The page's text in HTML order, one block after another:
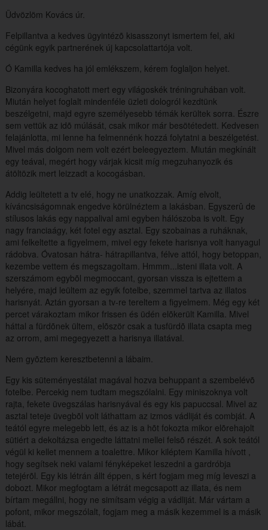
Üdvözlöm Kovács úr.
Felpillantva a kedves ügyintézõ kisasszonyt ismertem fel, aki
cégünk egyik partnerének új kapcsolattartója volt.
Ó Kamilla kedves ha jól emlékszem, kérem foglaljon helyet.
Bizonyára kocoghatott mert egy világoskék tréningruhában volt.
Miután helyet foglalt mindenféle üzleti dologról kezdtünk
beszélgetni, majd egyre személyesebb témák kerültek sorra. Észre
sem vettük az idõ múlását, csak mikor már besötétedett. Kedvesen
felajánlotta, mi lenne ha felmennénk hozzá folytatni a beszélgetést.
Mivel más dolgom nem volt ezért beleegyeztem. Miután megkínált
egy teával, megért hogy várjak kicsit míg megzuhanyozik és
átöltözik mert leizzadt a kocogásban.
Addig leültetett a tv elé, hogy ne unatkozzak. Amíg elvolt,
kíváncsiságomnak engedve körülnéztem a lakásban. Egyszerû de
stílusos lakás egy nappalival ami egyben hálószoba is volt. Egy
nagy franciaágy, két fotel egy asztal. Egy szobainas a ruháknak,
ami felkeltette a figyelmem, mivel egy fekete harisnya volt hanyagul
rádobva. Óvatosan hátra- hátrapillantva, félve attól, hogy betoppan,
kezembe vettem és megszagoltam. Hmmm...isteni illata volt. A
szerszámom egybõl megmoccant, gyorsan vissza is ejtettem a
helyére, majd leültem az egyik fotelbe, szemmel tartva az illatos
harisnyát. Aztán gyorsan a tv-re tereltem a figyelmem. Még egy két
percet várakoztam mikor frissen és üdén elõkerült Kamilla. Mivel
háttal a fürdõnek ültem, elõször csak a tusfürdõ illata csapta meg
az orrom, ami megegyezett a harisnya illatával.
Nem gyõztem keresztbetenni a lábaim.
Egy kis süteményestálat magával hozva behuppant a szembelévõ
fotelbe. Percekig nem tudtam megszólalni. Egy miniszoknya volt
rajta, fekete üvegszálas harisnyával és egy kis papuccsal. Mivel az
asztal teteje üvegbõl volt láthattam az izmos vádliját és combját. A
teától egyre melegebb lett, és az is a hõt fokozta mikor elõrehajolt
sütiért a dekoltázsa engedte láttatni mellei felsõ részét. A sok teától
végül ki kellet mennem a toalettre. Mikor kiléptem Kamilla hívott ,
hogy segítsek neki valami fényképeket leszedni a gardróbja
tetejérõl. Egy kis létrán állt éppen, s kért fogjam meg míg leveszi a
dobozt. Mikor megfogtam a létrát megcsapott az illata, és nem
bírtam megállni, hogy ne simítsam végig a vádliját. Már vártam a
pofont, mikor megszólalt, fogjam meg a másik kezemmel is a másik
lábát.